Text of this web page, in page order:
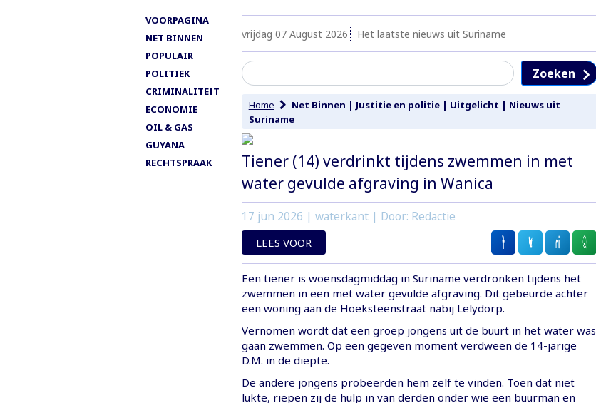
VOORPAGINA
NET BINNEN
POPULAIR
POLITIEK
CRIMINALITEIT
ECONOMIE
OIL & GAS
GUYANA
RECHTSPRAAK
vrijdag 07 August 2026 Het laatste nieuws uit Suriname
Zoeken
Home Net Binnen | Justitie en politie| Uitgelicht | Nieuws uit
Suriname
Tiener (14) verdrinkt tijdens zwemmen in met
water gevulde afgraving in Wanica
17 jun 2026 | waterkant | Door: Redactie
LEES VOOR
Een tiener is woensdagmiddag in Suriname verdronken tijdens het
zwemmen in een met water gevulde afgraving. Dit gebeurde achter
een woning aan de Hoeksteenstraat nabij Lelydorp.
Vernomen wordt dat een groep jongens uit de buurt in het water was
gaan zwemmen. Op een gegeven moment verdween de 14-jarige
D.M. in de diepte.
De andere jongens probeerden hem zelf te vinden. Toen dat niet
lukte, riepen zij de hulp in van derden onder wie een buurman en